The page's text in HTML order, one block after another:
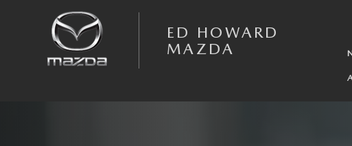
HABLAMOS ESPAÑOL
ED HOWARD
MAZDA